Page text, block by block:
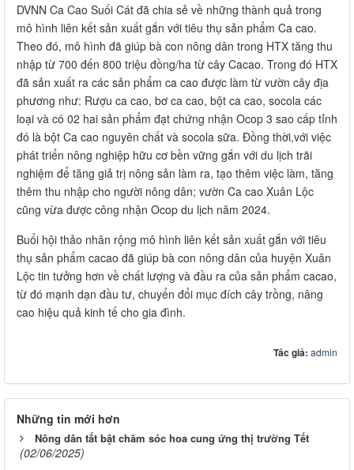
DVNN Ca Cao Suối Cát đã chia sẻ về những thành quả trong
mô hình liên kết sản xuất gắn với tiêu thụ sản phẩm Ca cao.
Theo đó, mô hình đã giúp bà con nông dân trong HTX tăng thu
nhập từ 700 đến 800 triệu đồng/ha từ cây Cacao. Trong đó HTX
đã sản xuất ra các sản phẩm ca cao được làm từ vườn cây địa
phương như: Rượu ca cao, bơ ca cao, bột ca cao, socola các
loại và có 02 hai sản phẩm đạt chứng nhận Ocop 3 sao cấp tỉnh
đó là bột Ca cao nguyên chất và socola sữa. Đồng thời,với việc
phát triển nông nghiệp hữu cơ bền vững gắn với du lịch trãi
nghiệm để tăng giả trị nông sản làm ra, tạo thêm việc làm, tăng
thêm thu nhập cho người nông dân; vườn Ca cao Xuân Lộc
cũng vừa được công nhận Ocop du lịch năm 2024.
​Buổi hội thảo nhân rộng mô hình liên kết sản xuất gắn với tiêu
thụ sản phẩm cacao đã giúp bà con nông dân của huyện Xuân
Lộc tin tưởng hơn về chất lượng và đầu ra của sản phẩm cacao,
từ đó mạnh dạn đầu tư, chuyển đổi mục đích cây trồng, nâng
cao hiệu quả kinh tế cho gia đình.​
Tác giả: admin
Những tin mới hơn
Nông dân tất bật chăm sóc hoa cung ứng thị trường Tết
(02/06/2025)